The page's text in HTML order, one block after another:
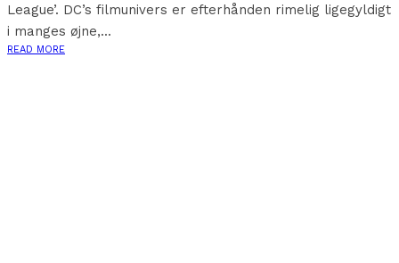
League’. DC’s filmunivers er efterhånden rimelig ligegyldigt
i manges øjne,...
READ MORE